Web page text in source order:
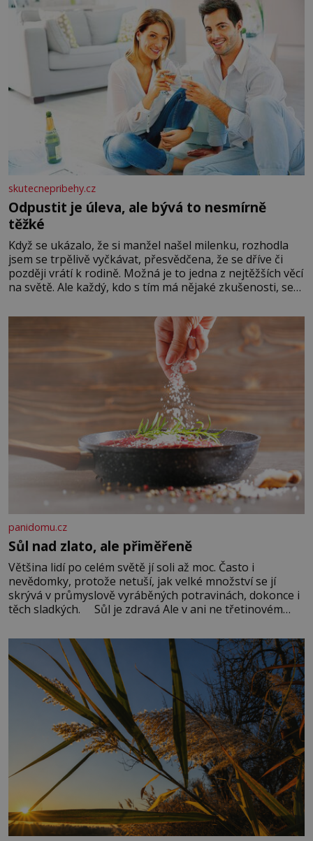
skutecnepribehy.cz
Odpustit je úleva, ale bývá to nesmírně
těžké
Když se ukázalo, že si manžel našel milenku, rozhodla
jsem se trpělivě vyčkávat, přesvědčena, že se dříve či
později vrátí k rodině. Možná je to jedna z nejtěžších věcí
na světě. Ale každý, kdo s tím má nějaké zkušenosti, se
Když se ke mně doneslo, že si manžel pořídil milenku,
panidomu.cz
Sůl nad zlato, ale přiměřeně
Většina lidí po celém světě jí soli až moc. Často i
nevědomky, protože netuší, jak velké množství se jí
skrývá v průmyslově vyráběných potravinách, dokonce i
těch sladkých. Sůl je zdravá Ale v ani ne třetinovém
základní složky– sodík a chlór – jsou zásadní pro
správné hospodaření